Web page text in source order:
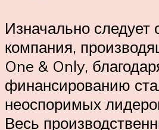
Изначально следует
компания,
One & Only,
финансированию
неоспоримых
Весь